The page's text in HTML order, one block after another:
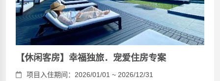
【休闲客房】幸福独旅．宠爱住房专案
项目入住期间：2026/01/01 ~ 2026/12/31